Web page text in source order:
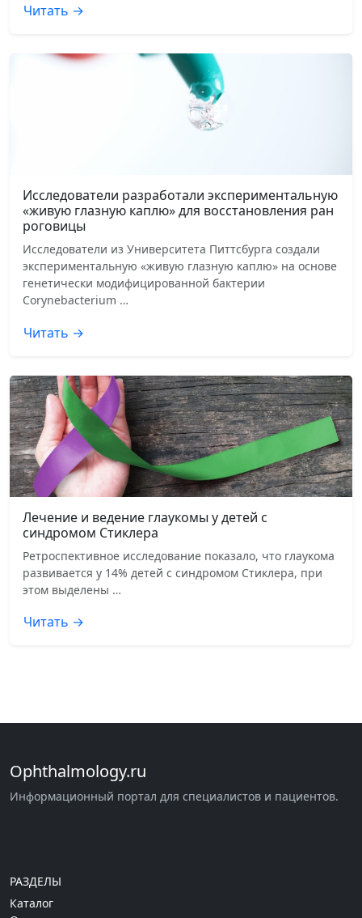
Читать →
Исследователи разработали экспериментальную
«живую глазную каплю» для восстановления ран
роговицы
Исследователи из Университета Питтсбурга создали
экспериментальную «живую глазную каплю» на основе
генетически модифицированной бактерии
Corynebacterium …
Читать →
Лечение и ведение глаукомы у детей с
синдромом Стиклера
Ретроспективное исследование показало, что глаукома
развивается у 14% детей с синдромом Стиклера, при
этом выделены …
Читать →
Ophthalmology.ru
Информационный портал для специалистов и пациентов.
РАЗДЕЛЫ
Каталог